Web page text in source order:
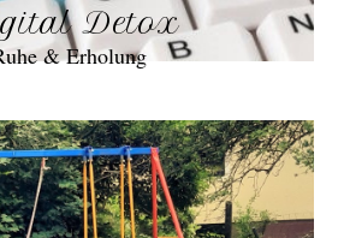
Detox
& Erholung